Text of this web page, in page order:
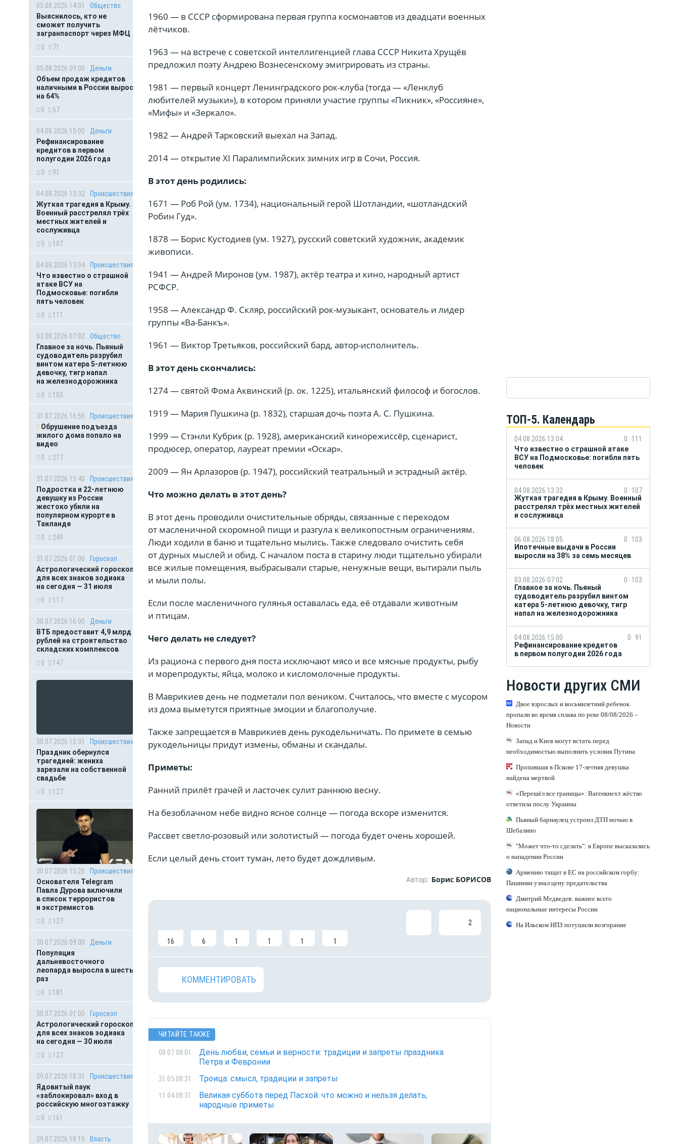
05.08.2026 14:01
Общество
Выяснилось, кто не
сможет получить
загранпаспорт через МФЦ
0
71
05.08.2026 09:00
Деньги
Объем продаж кредитов
наличными в России вырос
на 64%
0
57
04.08.2026 15:00
Деньги
Рефинансирование
кредитов в первом
полугодии 2026 года
0
91
04.08.2026 13:32
Происшествия
Жуткая трагедия в Крыму.
Военный расстрелял трёх
местных жителей и
сослуживца
0
107
04.08.2026 13:04
Происшествия
Что известно о страшной
атаке ВСУ на
Подмосковье: погибли
пять человек
0
111
03.08.2026 07:02
Общество
Главное за ночь. Пьяный
судоводитель разрубил
винтом катера 5-летнюю
девочку, тигр напал
на железнодорожника
0
103
31.07.2026 16:50
Происшествия
Обрушение подъезда
жилого дома попало на
видео
0
217
31.07.2026 15:40
Происшествия
Подростка и 22-летнюю
девушку из России
жестоко убили на
популярном курорте в
Таиланде
0
249
31.07.2026 01:00
Гороскоп
Астрологический гороскоп
для всех знаков зодиака
на сегодня — 31 июля
0
117
30.07.2026 16:00
Деньги
ВТБ предоставит 4,9 млрд
рублей на строительство
складских комплексов
0
147
30.07.2026 15:31
Происшествия
Праздник обернулся
трагедией: жениха
зарезали на собственной
свадьбе
0
127
30.07.2026 15:26
Происшествия
Основателя Telegram
Павла Дурова включили
в список террористов
и экстремистов
0
127
30.07.2026 09:00
Деньги
Популяция
дальневосточного
леопарда выросла в шесть
раз
0
181
30.07.2026 01:00
Гороскоп
Астрологический гороскоп
для всех знаков зодиака
на сегодня — 30 июля
0
127
29.07.2026 18:31
Происшествия
Ядовитый паук
«заблокировал» вход в
российскую многоэтажку
0
161
29.07.2026 18:15 Власть
1960 — в СССР сформирована первая группа космонавтов из двадцати военных
лётчиков.
1963 — на встрече с советской интеллигенцией глава СССР Никита Хрущёв
предложил поэту Андрею Вознесенскому эмигрировать из страны.
1981 — первый концерт Ленинградского рок-клуба (тогда — «Ленклуб
любителей музыки»), в котором приняли участие группы «Пикник», «Россияне»,
«Мифы» и «Зеркало».
1982 — Андрей Тарковский выехал на Запад.
2014 — открытие XI Паралимпийских зимних игр в Сочи, Россия.
В этот день родились:
1671 — Роб Рой (ум. 1734), национальный герой Шотландии, «шотландский
Робин Гуд».
1878 — Борис Кустодиев (ум. 1927), русский советский художник, академик
живописи.
1941 — Андрей Миронов (ум. 1987), актёр театра и кино, народный артист
РСФСР.
1958 — Александр Ф. Скляр, российский рок-музыкант, основатель и лидер
группы «Ва-Банкъ».
1961 — Виктор Третьяков, российский бард, автор-исполнитель.
В этот день скончались:
1274 — святой Фома Аквинский (р. ок. 1225), итальянский философ и богослов.
1919 — Мария Пушкина (р. 1832), старшая дочь поэта А. С. Пушкина.
1999 — Стэнли Кубрик (р. 1928), американский кинорежиссёр, сценарист,
продюсер, оператор, лауреат премии «Оскар».
2009 — Ян Арлазоров (р. 1947), российский театральный и эстрадный актёр.
Что можно делать в этот день?
В этот день проводили очистительные обряды, связанные с переходом
от масленичной скоромной пищи и разгула к великопостным ограничениям.
Люди ходили в баню и тщательно мылись. Также следовало очистить себя
от дурных мыслей и обид. С началом поста в старину люди тщательно убирали
все жилые помещения, выбрасывали старые, ненужные вещи, вытирали пыль
и мыли полы.
Если после масленичного гулянья оставалась еда, её отдавали животным
и птицам.
Чего делать не следует?
Из рациона с первого дня поста исключают мясо и все мясные продукты, рыбу
и морепродукты, яйца, молоко и кисломолочные продукты.
В Маврикиев день не подметали пол веником. Считалось, что вместе с мусором
из дома выметутся приятные эмоции и благополучие.
Также запрещается в Маврикиев день рукодельничать. По примете в семью
рукодельницы придут измены, обманы и скандалы.
Приметы:
Ранний прилёт грачей и ласточек сулит раннюю весну.
На безоблачном небе видно ясное солнце — погода вскоре изменится.
Рассвет светло-розовый или золотистый — погода будет очень хорошей.
Если целый день стоит туман, лето будет дождливым.
Автор: Борис БОРИСОВ
16 6 1 1 1 1
2
КОММЕНТИРОВАТЬ
ЧИТАЙТЕ ТАКЖЕ
08.07 08:01
День любви, семьи и верности: традиции и запреты праздника
Петра и Февронии
31.05 08:31 Троица: смысл, традиции и запреты
11.04 08:31
Великая суббота перед Пасхой: что можно и нельзя делать,
народные приметы
ТОП-5. Календарь
04.08.2026 13:04 0
111
Что известно о страшной атаке
ВСУ на Подмосковье: погибли пять
человек
04.08.2026 13:32 0
107
Жуткая трагедия в Крыму. Военный
расстрелял трёх местных жителей
и сослуживца
06.08.2026 18:05 0
103
Ипотечные выдачи в России
выросли на 38% за семь месяцев
03.08.2026 07:02 0
103
Главное за ночь. Пьяный
судоводитель разрубил винтом
катера 5-летнюю девочку, тигр
напал на железнодорожника
04.08.2026 15:00 0
91
Рефинансирование кредитов
в первом полугодии 2026 года
Новости других СМИ
Двое взрослых и восьмилетний ребенок
пропали во время сплава по реке 08/08/2026 –
Новости
Запад и Киев могут встать перед
необходимостью выполнить условия Путина
Пропавшая в Пскове 17-летняя девушка
найдена мертвой
«Перешёл все границы»: Вагенкнехт жёстко
ответила послу Украины
Пьяный барнаулец устроил ДТП ночью в
Шебалино
"Может что-то сделать": в Европе высказались
о нападении России
Армению тащат в ЕС на российском горбу:
Пашинян узнал цену предательства
Дмитрий Медведев: важнее всего
национальные интересы России
На Ильском НПЗ потушили возгорание